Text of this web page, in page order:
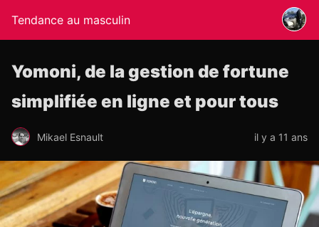
Tendance au masculin
Yomoni, de la gestion de fortune
simplifiée en ligne et pour tous
Mikael Esnault il y a 11 ans